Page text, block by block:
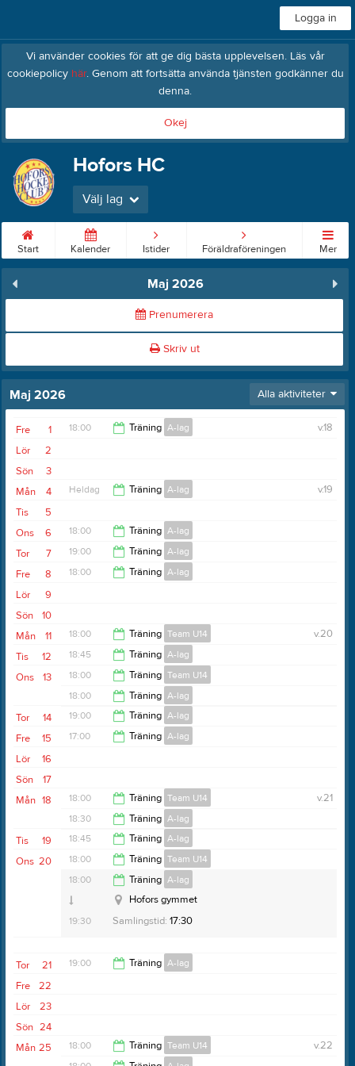
Logga in
Vi använder cookies för att ge dig bästa upplevelsen. Läs vår
cookiepolicy här. Genom att fortsätta använda tjänsten godkänner du
denna.
Okej
Hofors HC
Välj lag
Start Kalender Istider Föräldraföreningen Mer
Maj 2026
Prenumerera
Skriv ut
Maj 2026 Alla aktiviteter
1
Fre v.18
18:00 Träning A-lag
2
Lör
3
Sön
4
Mån v.19
Heldag Träning A-lag
5
Tis
6
Ons 18:00 Träning A-lag
19:30
7
Tor 19:00 Träning A-lag
8
Fre 18:00 Träning A-lag
9
Lör
10
Sön
11
Mån v.20
18:00 Träning Team U14
19:15
12
Tis 18:45 Träning A-lag
20:00
13
Ons 18:00 Träning Team U14
19:15
18:00 Träning A-lag
19:30
14
Tor 19:00 Träning A-lag
15
Fre 17:00 Träning A-lag
16
Lör
17
Sön
18
Mån v.21
18:00 Träning Team U14
19:15
18:30 Träning A-lag
19:30
19
Tis 18:45 Träning A-lag
20:00
20
Ons 18:00 Träning Team U14
19:15
Stålringens ishall
Samlingstid:17:50
Anteckning:Medtag kläder efter väder, springskor och
18:00 Träning A-lag
19:30
Hofors gymmet
Samlingstid: 17:30
21
Tor 19:00 Träning A-lag
22
Fre
23
Lör
24
Sön
25
Mån v.22
18:00 Träning Team U14